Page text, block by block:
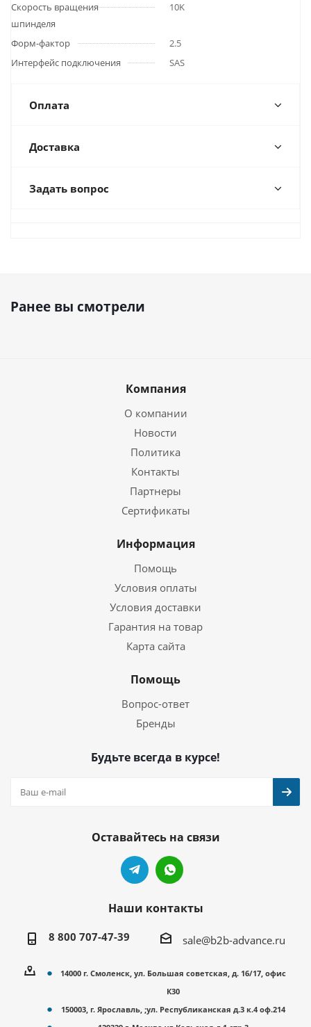
Скорость вращения
шпинделя
10K
Форм-фактор
2.5
Интерфейс подключения
SAS
Оплата
Доставка
Задать вопрос
Ранее вы смотрели
Компания
О компании
Новости
Политика
Контакты
Партнеры
Сертификаты
Информация
Помощь
Условия оплаты
Условия доставки
Гарантия на товар
Карта сайта
Помощь
Вопрос-ответ
Бренды
Будьте всегда в курсе!
Оставайтесь на связи
Наши контакты
8 800 707-47-39 sale@b2b-advance.ru
14000 г. Смоленск, ул. Большая советская, д. 16/17, офис
К30
150003, г. Ярославль, ;ул. Республиканская д.3 к.4 оф.214